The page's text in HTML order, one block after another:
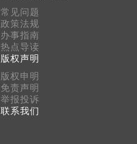
常见问题
政策法规
办事指南
热点导读
版权声明
版权申明
免责声明
举报投诉
联系我们